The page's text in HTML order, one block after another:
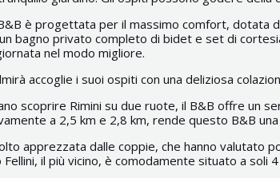
è progettata per il massimo comfort, dotata
bagno privato completo di bidet e set di
nel modo migliore.
accoglie i suoi ospiti con una deliziosa
scoprire Rimini su due ruote, il B&B offre un
a 2,5 km e 2,8 km, rende questo B&B
apprezzata dalle coppie, che hanno valutato
il più vicino, è comodamente situato a